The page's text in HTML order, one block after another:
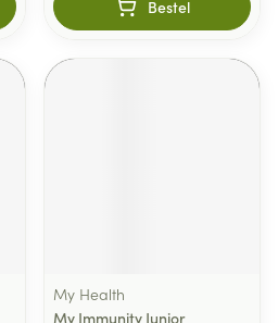
Bestel
My Health
My Immunity Junior